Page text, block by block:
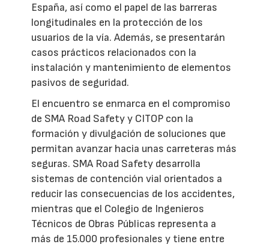
España, así como el papel de las barreras
longitudinales en la protección de los
usuarios de la vía. Además, se presentarán
casos prácticos relacionados con la
instalación y mantenimiento de elementos
pasivos de seguridad.
El encuentro se enmarca en el compromiso
de SMA Road Safety y CITOP con la
formación y divulgación de soluciones que
permitan avanzar hacia unas carreteras más
seguras. SMA Road Safety desarrolla
sistemas de contención vial orientados a
reducir las consecuencias de los accidentes,
mientras que el Colegio de Ingenieros
Técnicos de Obras Públicas representa a
más de 15.000 profesionales y tiene entre